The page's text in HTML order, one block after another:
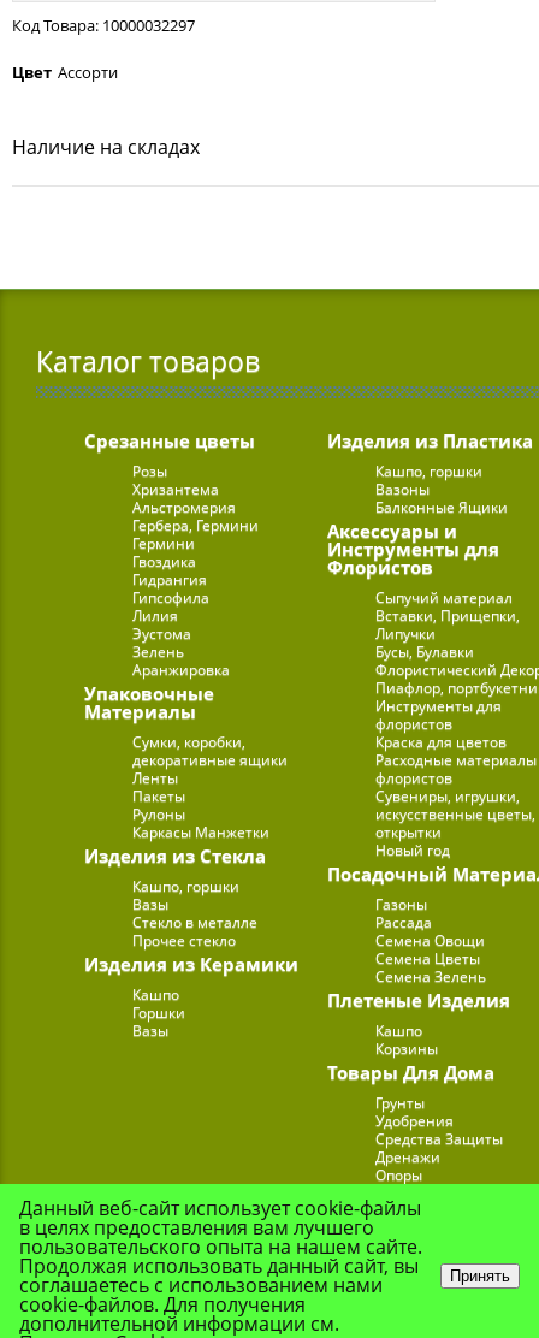
Код Товара: 10000032297
Цвет Ассорти
Наличие на складах
Каталог товаров
Срезанные цветы
Розы
Хризантема
Альстромерия
Гербера, Гермини
Гермини
Гвоздика
Гидрангия
Гипсофила
Лилия
Эустома
Зелень
Аранжировка
Упаковочные
Материалы
Сумки, коробки,
декоративные ящики
Ленты
Пакеты
Рулоны
Каркасы Манжетки
Изделия из Стекла
Кашпо, горшки
Вазы
Стекло в металле
Прочее стекло
Изделия из Керамики
Кашпо
Горшки
Вазы
Изделия из Пластика
Кашпо, горшки
Вазоны
Балконные Ящики
Аксессуары и
Инструменты для
Флористов
Сыпучий материал
Вставки, Прищепки,
Липучки
Бусы, Булавки
Флористический
Пиафлор,
Инструменты для
флористов
Краска для цветов
Расходные
флористов
Сувениры, игрушки,
искусственные цветы,
открытки
Новый год
Посадочный
Газоны
Рассада
Семена Овощи
Семена Цветы
Семена Зелень
Плетеные Изделия
Кашпо
Корзины
Товары Для Дома
Грунты
Удобрения
Средства Защиты
Дренажи
Опоры
Подставки для Цветов
Данный веб-сайт использует cookie-файлы
в целях предоставления вам лучшего
пользовательского опыта на нашем сайте.
Продолжая использовать данный сайт, вы
соглашаетесь с использованием нами
cookie-файлов. Для получения
дополнительной информации см.
Принять